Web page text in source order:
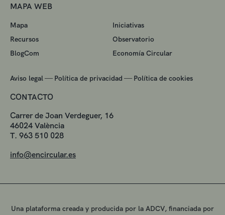
MAPA WEB
Mapa
Iniciativas
Recursos
Observatorio
BlogCom
Economía Circular
Aviso legal — Política de privacidad — Política de cookies
CONTACTO
Carrer de Joan Verdeguer, 16
46024 València
T. 963 510 028
info@encircular.es
Una plataforma creada y producida por la ADCV, financiada por